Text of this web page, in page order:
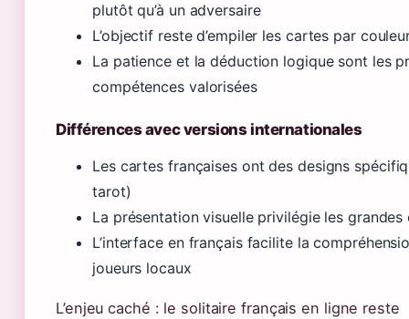
plutôt qu’à un adversaire
L’objectif reste d’empiler les cartes par
La patience et la déduction logique sont les
compétences valorisées
Différences avec versions internationales
Les cartes françaises ont des designs
tarot)
La présentation visuelle privilégie les
L’interface en français facilite la
joueurs locaux
L’enjeu caché : le solitaire français en ligne reste